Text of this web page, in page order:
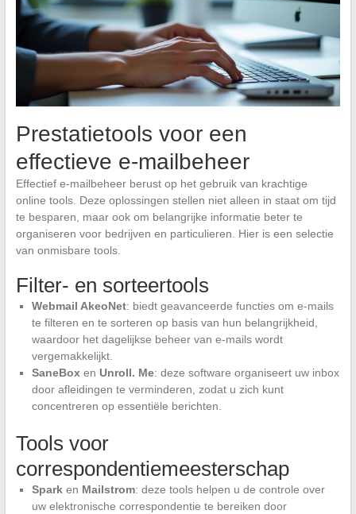
Prestatietools voor een
effectieve e-mailbeheer
Effectief e-mailbeheer berust op het gebruik van krachtige
online tools. Deze oplossingen stellen niet alleen in staat om tijd
te besparen, maar ook om belangrijke informatie beter te
organiseren voor bedrijven en particulieren. Hier is een selectie
van onmisbare tools.
Filter- en sorteertools
Webmail AkeoNet: biedt geavanceerde functies om e-mails
te filteren en te sorteren op basis van hun belangrijkheid,
waardoor het dagelijkse beheer van e-mails wordt
vergemakkelijkt.
SaneBoxen Unroll. Me: deze software organiseert uw inbox
door afleidingen te verminderen, zodat u zich kunt
concentreren op essentiële berichten.
Tools voor
correspondentiemeesterschap
Sparken Mailstrom: deze tools helpen u de controle over
uw elektronische correspondentie te bereiken door